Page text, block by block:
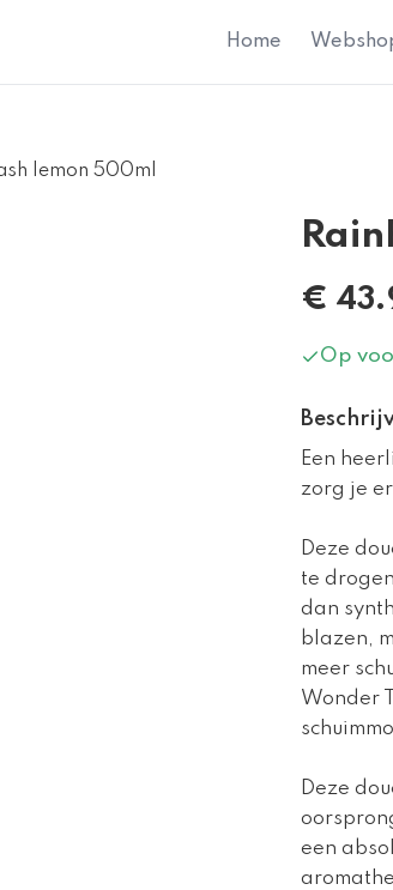
Home
lemon 500ml
€
Op
Een
zorg je
Deze
te
dan
blazen,
meer
Wonder
Deze
een